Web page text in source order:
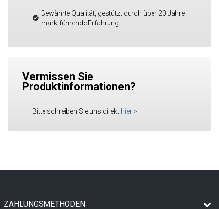
Bewährte Qualität, gestützt durch über 20 Jahre
marktführende Erfahrung
Vermissen Sie
Produktinformationen?
Bitte schreiben Sie uns direkt hier >
ZAHLUNGSMETHODEN